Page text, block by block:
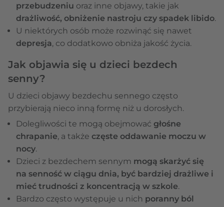
przebudzeniu oraz inne objawy, takie jak
drażliwość, obniżenie nastroju czy spadek libido.
U niektórych osób może rozwinąć się nawet
depresja, co dodatkowo obniża jakość życia.
Jak objawia się u dzieci bezdech
senny?
U dzieci objawy bezdechu sennego często
przybierają nieco inną formę niż u dorosłych.
Dolegliwości te mogą obejmować głośne
chrapanie, a także częste oddawanie moczu w
nocy.
Dzieci z bezdechem sennym mogą skarżyć się
na senność w ciągu dnia, być bardziej drażliwe i
mieć trudności z koncentracją w szkole.
Bardzo często występuje u nich poranny ból